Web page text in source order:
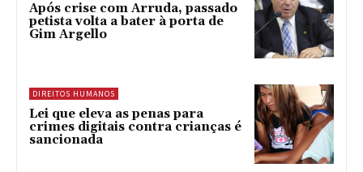
Após crise com Arruda, passado
petista volta a bater à porta de
Gim Argello
DIREITOS HUMANOS
Lei que eleva as penas para
crimes digitais contra crianças é
sancionada